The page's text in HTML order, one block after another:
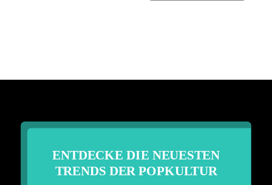
ENTDECKE DIE NEUESTEN
TRENDS DER POPKULTUR